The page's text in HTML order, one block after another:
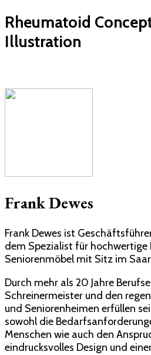
Rheumatoid
Illustration
Frank Dewes
Frank Dewes ist
dem Spezialist für hochwertige
Seniorenmöbel mit Sitz im
Durch mehr als 20 Jahre
Schreinermeister und den
und Seniorenheimen erfüllen
sowohl die
Menschen wie auch den
eindrucksvolles Design und